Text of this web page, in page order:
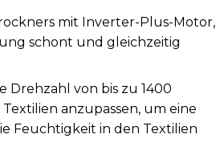
mit Inverter-Plus-Motor,
schont und gleichzeitig
von bis zu 1400
anzupassen, um eine
Feuchtigkeit in den Textilien